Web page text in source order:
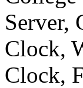
Server,
Clock,
Clock,